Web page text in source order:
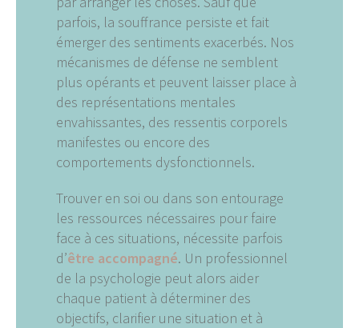
parfois, la souffrance persiste et fait
émerger des sentiments exacerbés. Nos
mécanismes de défense ne semblent
plus opérants et peuvent laisser place à
des représentations mentales
envahissantes, des ressentis corporels
manifestes ou encore des
comportements dysfonctionnels.
Trouver en soi ou dans son entourage
les ressources nécessaires pour faire
face à ces situations, nécessite parfois
d’être accompagné. Un professionnel
de la psychologie peut alors aider
chaque patient à déterminer des
objectifs, clarifier une situation et à